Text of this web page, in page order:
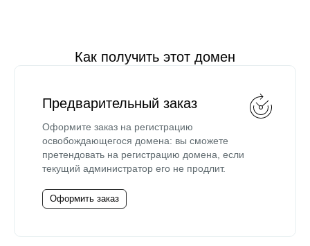
Как получить этот домен
Предварительный заказ
Оформите заказ на регистрацию
освобождающегося домена: вы сможете
претендовать на регистрацию домена, если
текущий администратор его не продлит.
Оформить заказ